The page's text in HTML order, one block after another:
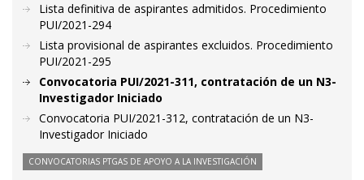
Lista definitiva de aspirantes admitidos. Procedimiento
PUI/2021-294
Lista provisional de aspirantes excluidos. Procedimiento
PUI/2021-295
Convocatoria PUI/2021-311, contratación de un N3-
Investigador Iniciado
Convocatoria PUI/2021-312, contratación de un N3-
Investigador Iniciado
CONVOCATORIAS PTGAS DE APOYO A LA INVESTIGACIÓN